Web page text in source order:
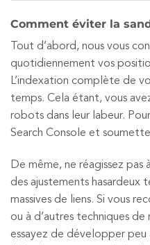
Comment éviter la
Tout d’abord, nous vous
quotidiennement vos
L’indexation complète de
temps. Cela étant, vous
robots dans leur labeur.
Search Console et
De même, ne réagissez
des ajustements hasardeux
massives de liens. Si vous
ou à d’autres techniques
essayez de développer